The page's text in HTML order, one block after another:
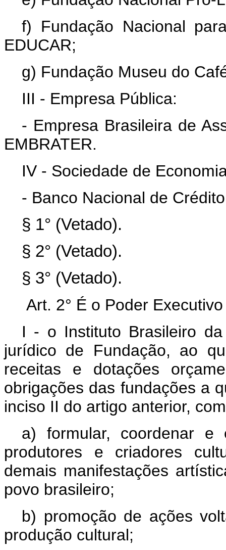
f) Fundação Nacional
EDUCAR;
g) Fundação Museu do
III - Empresa Pública:
- Empresa Brasileira de
EMBRATER.
IV - Sociedade de
- Banco Nacional de
§ 1° (Vetado).
§ 2° (Vetado).
§ 3° (Vetado).
Art. 2° É o Poder
I - o Instituto Brasileiro
jurídico de Fundação, ao
receitas e dotações
obrigações das fundações a
inciso II do artigo anterior,
a) formular, coordenar e
produtores e criadores
demais manifestações
povo brasileiro;
b) promoção de ações
produção cultural;